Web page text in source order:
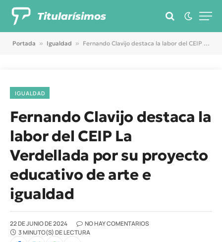
Titularísimos
Portada » Igualdad » Fernando Clavijo destaca la labor del CEIP La Verdellada por su proyecto educativo de arte e igualdad
IGUALDAD
Fernando Clavijo destaca la
labor del CEIP La
Verdellada por su proyecto
educativo de arte e
igualdad
22 DE JUNIO DE 2024
NO HAY COMENTARIOS
3 MINUTO(S) DE LECTURA